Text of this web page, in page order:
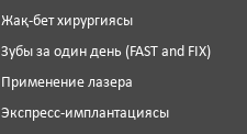
Жақ-бет хирургиясы
Зубы за один день (FAST and FIX)
Применение лазера
Экспресс-имплантациясы